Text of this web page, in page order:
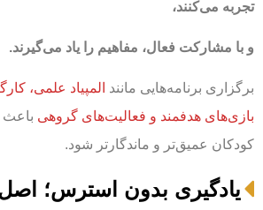
تجربه می‌کنند،
و با مشارکت فعال، مفاهیم را یاد می‌گیرند.
برگزاری برنامه‌هایی مانند المپیاد علمی،
بازی‌های هدفمند و فعالیت‌های گروهی باعث
کودکان عمیق‌تر و ماندگارتر شود.
یادگیری بدون استرس؛